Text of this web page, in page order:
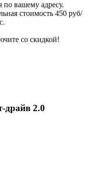
вашему адресу.
стоимость 450 руб/
со скидкой!
драйв 2.0